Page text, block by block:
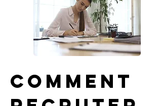
Comment